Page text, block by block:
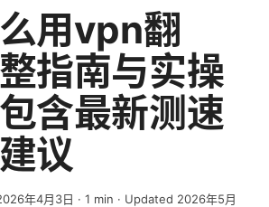
用vpn翻
指南与实操
含最新测速
议
年4月3日 · 1 min · Updated 2026年5月